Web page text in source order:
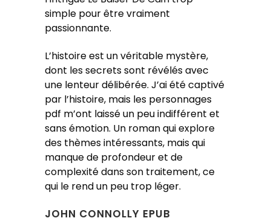
simple pour être vraiment
passionnante.
L’histoire est un véritable mystère,
dont les secrets sont révélés avec
une lenteur délibérée. J’ai été captivé
par l’histoire, mais les personnages
pdf m’ont laissé un peu indifférent et
sans émotion. Un roman qui explore
des thèmes intéressants, mais qui
manque de profondeur et de
complexité dans son traitement, ce
qui le rend un peu trop léger.
JOHN CONNOLLY EPUB